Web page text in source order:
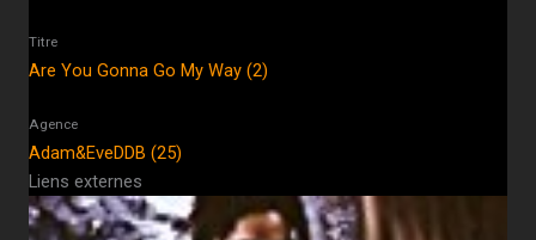
Titre
Are You Gonna Go My Way (2)
Agence
Adam&EveDDB (25)
Liens externes